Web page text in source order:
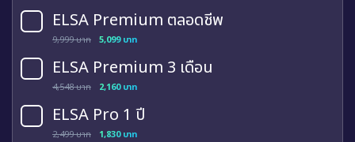
ELSA Premium ตลอดชีพ
9,999 บาท 5,099 บาท
ELSA Premium 3 เดือน
4,548 บาท 2,160 บาท
ELSA Pro 1 ปี
2,499 บาท 1,830 บาท